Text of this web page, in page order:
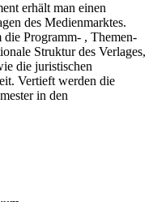
erhält man einen
des Medienmarktes.
die Programm- , Themen-
Struktur des Verlages,
die juristischen
Vertieft werden die
in den